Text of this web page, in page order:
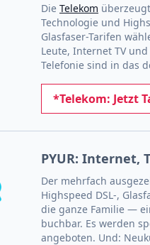
DieTelekom
Technologie und
Glasfaser-Tarifen
Leute, Internet TV
Telefonie sind in das
*Telekom: Jetzt
PYUR: Internet,
Der mehrfach
Highspeed DSL-,
die ganze Familie —
buchbar. Es werden
angeboten. Und: